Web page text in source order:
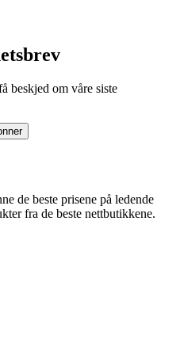
beskjed om våre siste
de beste prisene på ledende
fra de beste nettbutikkene.